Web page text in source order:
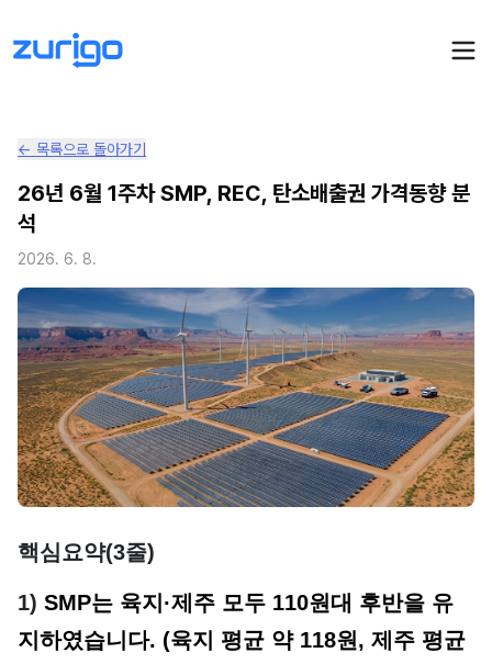
PPA 계약
발전소 PPA 계산
PPA 매칭 LIVE
PPA 모니터링
PPA 파트너스
전기요금 시뮬레이션 NEW
PPA 매뉴얼
PPA FAQ
AI 컨설턴트 UPDATED
PPA 플레이
인사이트
성공사례
에너지브리핑
단가
회사소개
← 목록으로 돌아가기
26년 6월 1주차 SMP, REC, 탄소배출권 가격동향 분
석
2026. 6. 8.
핵심요약(3줄)
1) SMP는 육지·제주 모두 110원대 후반을 유
지하였습니다. (육지 평균 약 118원, 제주 평균